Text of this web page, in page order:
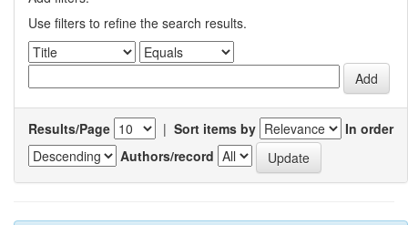
Use filters to refine the search results.
Results/Page | Sort items by
In order
Authors/record